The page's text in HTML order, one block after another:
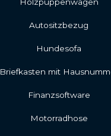
Autositzbezug
Hundesofa
Briefkasten mit
Finanzsoftware
Motorradhose